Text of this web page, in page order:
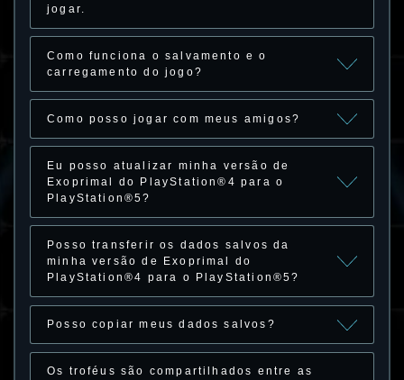
jogar.
Como funciona o salvamento e o
carregamento do jogo?
Como posso jogar com meus amigos?
Eu posso atualizar minha versão de
Exoprimal do PlayStation®4 para o
PlayStation®5?
Posso transferir os dados salvos da
minha versão de Exoprimal do
PlayStation®4 para o PlayStation®5?
Posso copiar meus dados salvos?
Os troféus são compartilhados entre as